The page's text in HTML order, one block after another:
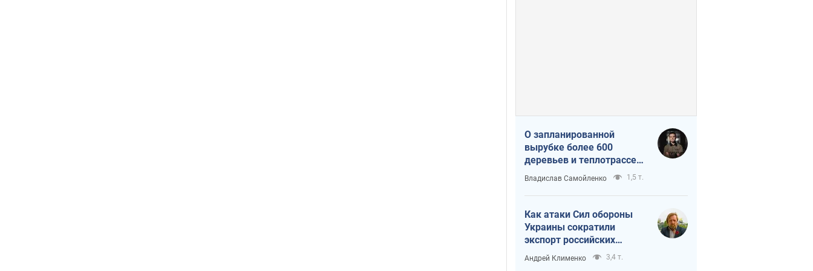
О запланированной
вырубке более 600
деревьев и теплотрассе:
что происходит на
Теремках в Киеве
Владислав Самойленко 1,5 т.
Как атаки Сил обороны
Украины сократили
экспорт российских
нефтепродуктов
Андрей Клименко 3,4 т.